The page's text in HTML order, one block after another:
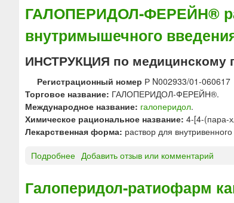
л
е
т
к
и
«
О
з
о
н
»
Л
О
П
Е
Р
И
Д
О
Л
Д
О
ГАЛОПЕРИДОЛ-ФЕРЕЙН®
внутримышечного
ИНСТРУКЦИЯ по
Регистрационный номер Р N002933/01-060617
Торговое название: ГАЛОПЕРИДОЛ-ФЕРЕЙН®.
Международное название: галоперидол.
Химическое рациональное название: 4-[4-(пара-
Лекарственная форма: раствор для
Подробнее
Л
Добавить отзыв или комментарий
Галоперидол-ратиофарм